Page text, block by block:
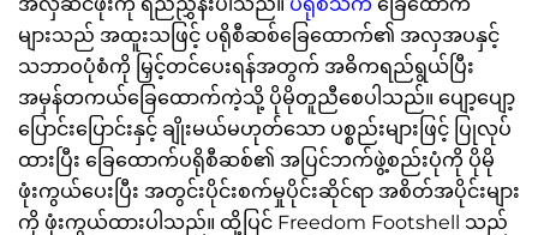
များသည် အထူးသဖြင့် ပရိုစီဆစ်ခြေထောက်၏ အလှအပနှင့်
သဘာဝပုံစံကို မြှင့်တင်ပေးရန်အတွက် အဓိကရည်ရွယ်ပြီး
အမှန်တကယ်ခြေထောက်ကဲ့သို့ ပိုမိုတူညီစေပါသည်။ ပျော့ပျော့
ပြောင်းပြောင်းနှင့် ချိုးမယ်မဟုတ်သော ပစ္စည်းများဖြင့် ပြုလုပ်
ထားပြီး ခြေထောက်ပရိုစီဆစ်၏ အပြင်ဘက်ဖွဲ့စည်းပုံကို ပိုမို
ဖုံးကွယ်ပေးပြီး အတွင်းပိုင်းစက်မှုပိုင်းဆိုင်ရာ အစိတ်အပိုင်းများ
ကို ဖုံးကွယ်ထားပါသည်။ ထို့ပြင် Freedom Footshell သည်